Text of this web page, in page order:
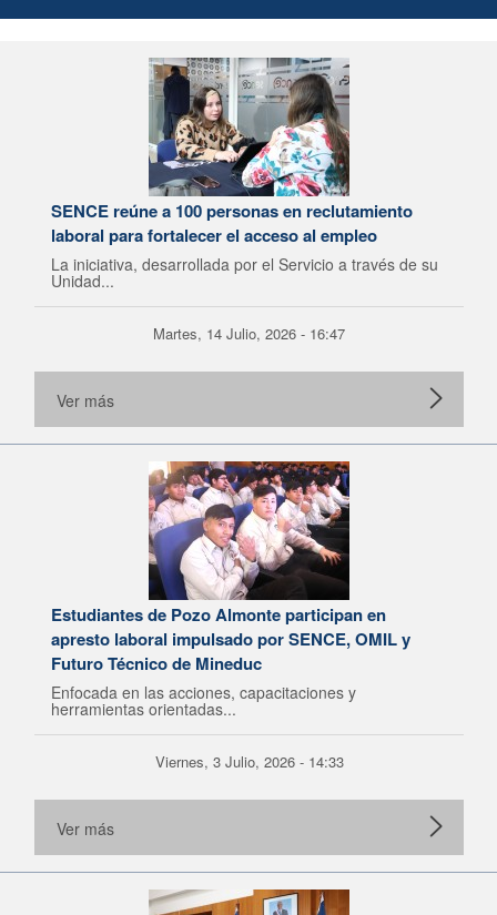
SENCE reúne a 100 personas en reclutamiento
laboral para fortalecer el acceso al empleo
La iniciativa, desarrollada por el Servicio a través de su
Unidad...
Martes, 14 Julio, 2026 - 16:47
Ver más
Estudiantes de Pozo Almonte participan en
apresto laboral impulsado por SENCE, OMIL y
Futuro Técnico de Mineduc
Enfocada en las acciones, capacitaciones y
herramientas orientadas...
Viernes, 3 Julio, 2026 - 14:33
Ver más